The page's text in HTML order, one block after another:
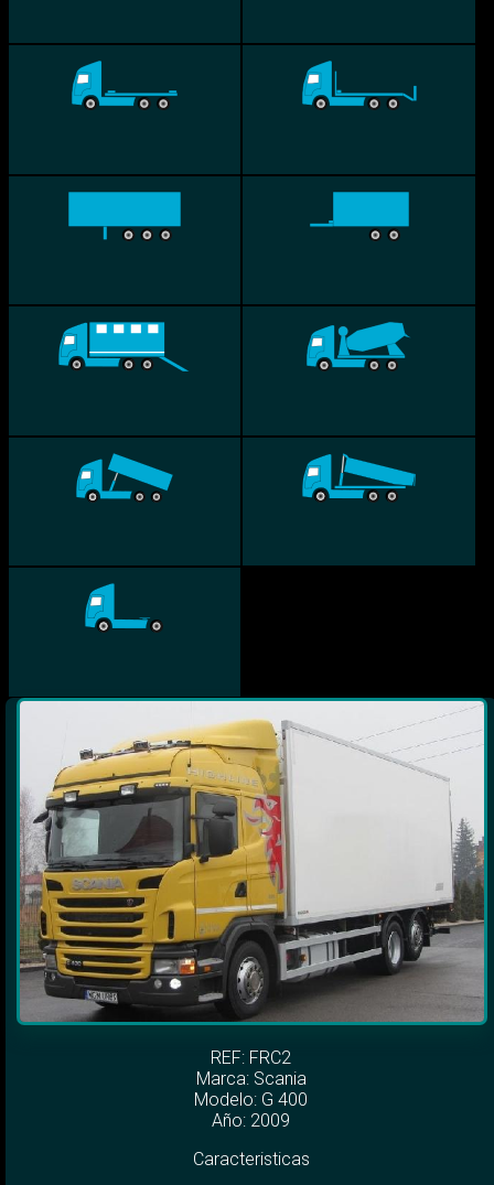
REF: FRC2
Marca: Scania
Modelo: G 400
Año: 2009
Caracteristicas